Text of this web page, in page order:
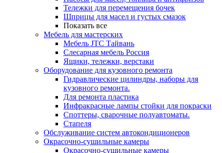
Тележки для перемещения бочек
Шприцы для масел и густых смазок
Показать все
Мебель для мастерских
Мебель JTC Тайвань
Слесарная мебель Россия
Ящики, тележки, верстаки
Оборудование для кузовного ремонта
Гидравлические цилиндры, наборы для
кузовного ремонта.
Для ремонта пластика
Инфракрасные лампы стойки для покраски
Споттеры, сварочные полуавтоматы.
Стапеля
Обслуживание систем автокондиционеров
Окрасочно-сушильные камеры
Окрасочно-сушильные камеры